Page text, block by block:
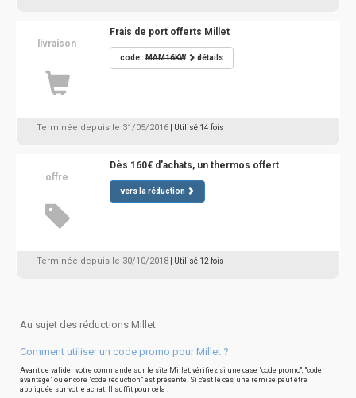
livraison
Frais de port offerts Millet
code :MAM16KW détails
Terminée depuis le 31/05/2016 | Utilisé 14 fois
offre
Dès 160€ d'achats, un thermos offert
vers la réduction
Terminée depuis le 30/10/2018 | Utilisé 12 fois
Au sujet des réductions Millet
Comment utiliser un code promo pour Millet ?
Avant de valider votre commande sur le site Millet, vérifiez si une case "code promo", "code
avantage" ou encore "code réduction" est présente. Si c'est le cas, une remise peut être
appliquée sur votre achat. Il suffit pour cela :